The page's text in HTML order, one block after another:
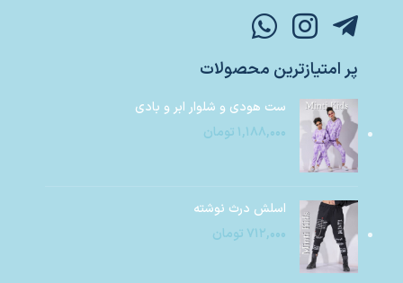
پر امتیازترین محصولات
ست هودی و شلوار ابر و بادی
۱,۱۸۸,۰۰۰ تومان
اسلش درث نوشته
۷۱۲,۰۰۰ تومان